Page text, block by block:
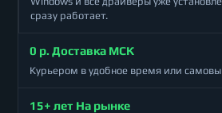
сразу работает.
0 р. Доставка МСК
Курьером в удобное время или
15+ лет На рынке